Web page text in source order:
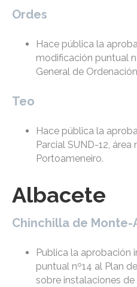
Ordes
Hace pública la
modificación puntual
General de
Teo
Hace pública la
Parcial SUND-12,
Portoameneiro.
Albacete
Chinchilla de Monte-
Publica la aprobación
puntual nº14 al Plan
sobre instalaciones